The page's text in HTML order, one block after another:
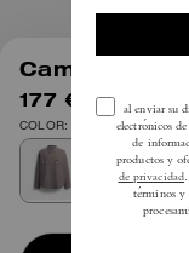
Camisa de
177 € 295 €
COLOR: Rayas marrones